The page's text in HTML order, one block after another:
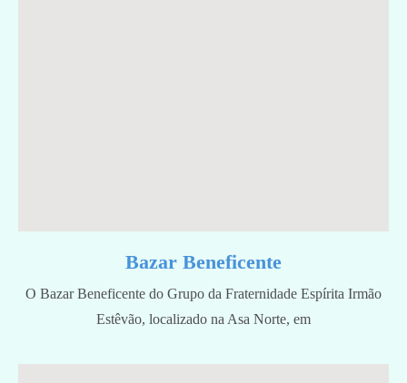
Bazar Beneficente
O Bazar Beneficente do Grupo da Fraternidade Espírita Irmão
Estêvão, localizado na Asa Norte, em